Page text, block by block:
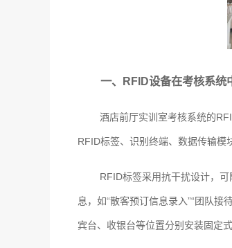
一、RFID设备在考核系统
酒店前厅实训室考核系统的
RFID标签、识别终端、数据传输模
RFID标签采用抗干扰设计，
息，如“散客预订信息录入”“团队
宾台、收银台等位置分别安装固定